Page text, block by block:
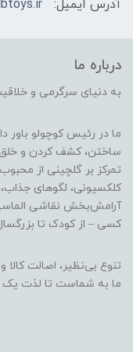
آدرس ایمیل:
درباره ما
به دنیای سرگرمی و
ما در رئیس کوچولو
ساختن، کشف کردن و خلق
تمرکز بر گلچینی از
کلکسیونی، لگوهای
آرامش‌بخش نقاشی الماسی
کسی – از کودک تا
تنوع بی‌نظیر، اصالت
ما به شماست تا لذت یک